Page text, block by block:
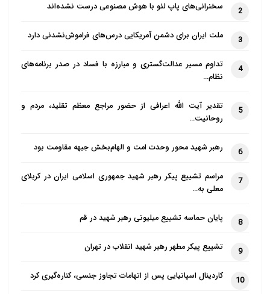
2 سخنرانی‌های پاپ لئو با هوش مصنوعی درست نشده‌اند
3 ملت ایران برای دشمن آمریکایی درس‌های فراموش‌نشدنی دارد
4
تداوم مسیر عدالت‌گستری و مبارزه با فساد در صدر برنامه‌های
نظام…
5
تقدیر آیت الله اعرافی از حضور مراجع معظم تقلید، مردم و
روحانیت…
6 رهبر شهید محور وحدت امت و الهام‌بخش جبهه مقاومت بود
7
مراسم تشییع پیکر رهبر شهید جمهوری اسلامی ایران در کربلای
معلی به…
8 پایان حماسه تشییع میلیونی رهبر شهید در قم
9 تشییع پیکر مطهر رهبر شهید انقلاب در تهران
10 کاردینال اسپانیایی پس از اتهامات تجاوز جنسی، کناره‌گیری کرد